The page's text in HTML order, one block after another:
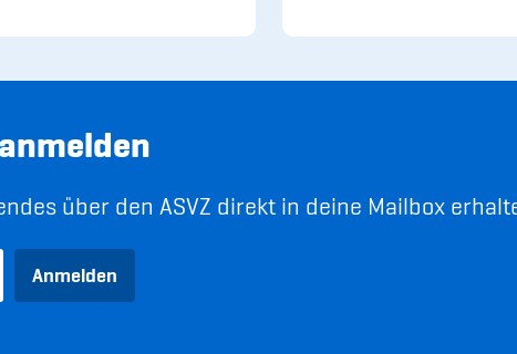
über den ASVZ direkt in deine Mailbox
Anmelden